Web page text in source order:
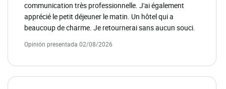
communication très professionnelle. J'ai également
apprécié le petit déjeuner le matin. Un hôtel qui a
beaucoup de charme. Je retournerai sans aucun souci.
Opinión presentada 02/08/2026